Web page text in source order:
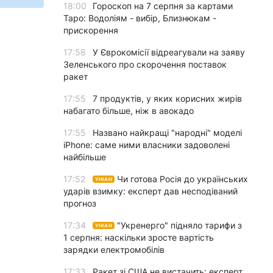
18:00
Гороскоп на 7 серпня за картами
Таро: Водоліям - вибір, Близнюкам -
прискорення
17:58
У Єврокомісії відреагували на заяву
Зеленського про скорочення поставок
ракет
17:55
7 продуктів, у яких корисних жирів
набагато більше, ніж в авокадо
17:55
Названо найкращі "народні" моделі
iPhone: саме ними власники задоволені
найбільше
17:52 УНІАН
Чи готова Росія до українських
ударів взимку: експерт дав несподіваний
прогноз
17:34 УНІАН
"Укренерго" підняло тарифи з
1 серпня: наскільки зросте вартість
зарядки електромобілів